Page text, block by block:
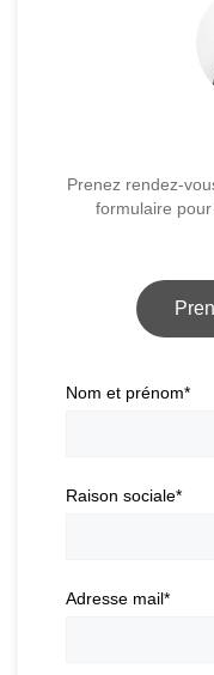
Prenez rendez-
formulaire
Nom et prénom*
Raison sociale*
Adresse mail*